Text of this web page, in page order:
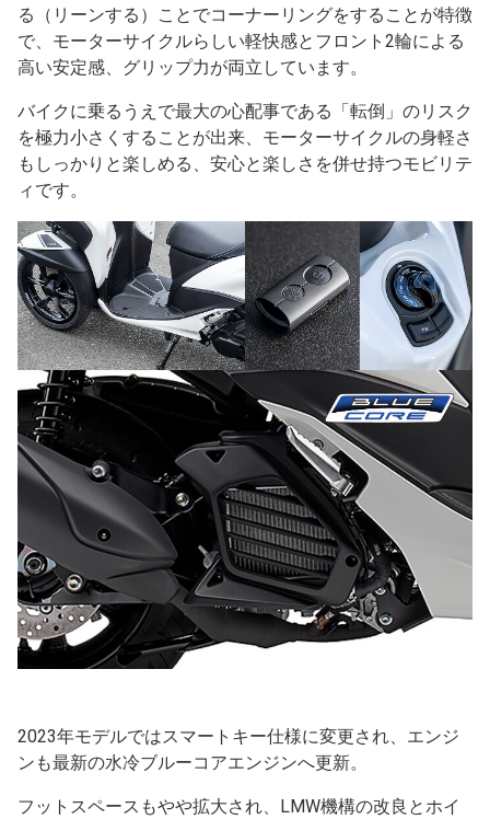
る（リーンする）ことでコーナーリングをすることが特徴
で、モーターサイクルらしい軽快感とフロント2輪による
高い安定感、グリップ力が両立しています。
バイクに乗るうえで最大の心配事である「転倒」のリスク
を極力小さくすることが出来、モーターサイクルの身軽さ
もしっかりと楽しめる、安心と楽しさを併せ持つモビリテ
ィです。
2023年モデルではスマートキー仕様に変更され、エンジ
ンも最新の水冷ブルーコアエンジンへ更新。
フットスペースもやや拡大され、LMW機構の改良とホイ